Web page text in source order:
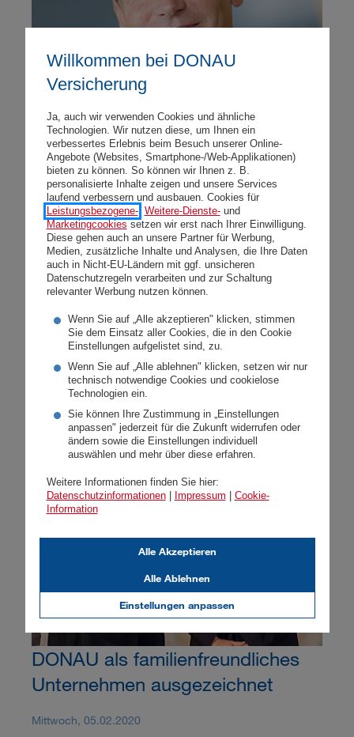
Willkommen bei DONAU
Versicherung
Ja, auch wir verwenden Cookies und ähnliche
Technologien. Wir nutzen diese, um Ihnen ein
verbessertes Erlebnis beim Besuch unserer Online-
Angebote (Websites, Smartphone-/Web-Applikationen)
bieten zu können. So können wir Ihnen z. B.
personalisierte Inhalte zeigen und unsere Services
laufend verbessern und ausbauen. Cookies für
Leistungsbezogene-, Weitere-Dienste-und
Marketingcookies setzen wir erst nach Ihrer Einwilligung.
Diese gehen auch an unsere Partner für Werbung,
Medien, zusätzliche Inhalte und Analysen, die Ihre Daten
auch in Nicht-EU-Ländern mit ggf. unsicheren
Datenschutzregeln verarbeiten und zur Schaltung
relevanter Werbung nutzen können.
Wenn Sie auf „Alle akzeptieren" klicken, stimmen
Sie dem Einsatz aller Cookies, die in den Cookie
Einstellungen aufgelistet sind, zu.
Wenn Sie auf „Alle ablehnen" klicken, setzen wir nur
technisch notwendige Cookies und cookielose
Technologien ein.
Sie können Ihre Zustimmung in „Einstellungen
anpassen" jederzeit für die Zukunft widerrufen oder
ändern sowie die Einstellungen individuell
auswählen und mehr über diese erfahren.
Weitere Informationen finden Sie hier:
Datenschutzinformationen| Impressum
Cookie-
Information
Einstellungen anpassen
Alle Ablehnen
Alle Akzeptieren
Top-Performance DONAU Smart
Garant
Dienstag, 11.02.2020
Kurt Grabler, Leiter Lebensversicherung: "Hohe
Sicherheit und hohe Ertragschancen: Indizes
Weiterlesen
DONAU als familienfreundliches
Unternehmen ausgezeichnet
Mittwoch, 05.02.2020